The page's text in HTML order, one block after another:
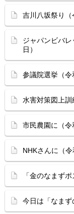
吉川八坂祭り（
ジャパンビバ
日）
参議院選挙（令
水害対策図上訓
市民農園に（令
NHKさんに（令
「金のなまず
今日は「なまず